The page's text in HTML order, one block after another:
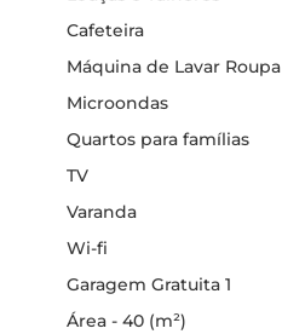
Cafeteira
Máquina de Lavar Roupa
Microondas
Quartos para famílias
TV
Varanda
Wi-fi
Garagem Gratuita 1
Área - 40 (m²)